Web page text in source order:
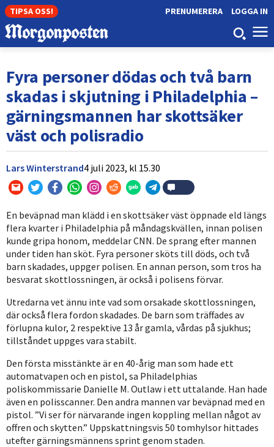
TIPSA OSS! LOGGA IN
PRENUMERERA
Fyra personer dödas och två barn
skadas i skjutning i Philadelphia –
gärningsmannen har skottsäker
väst och polisradio
Lars Winterstrand4 juli 2023, kl 15.30
En beväpnad man klädd i en skottsäker väst öppnade eld längs
flera kvarter i Philadelphia på måndagskvällen, innan polisen
kunde gripa honom, meddelar CNN. De sprang efter mannen
under tiden han sköt. Fyra personer sköts till döds, och två
barn skadades, uppger polisen. En annan person, som tros ha
besvarat skottlossningen, är också i polisens förvar.
Utredarna vet ännu inte vad som orsakade skottlossningen,
där också flera fordon skadades. De barn som träffades av
förlupna kulor, 2 respektive 13 år gamla, vårdas på sjukhus;
tillståndet uppges vara stabilt.
Den första misstänkte är en 40-årig man som hade ett
automatvapen och en pistol, sa Philadelphias
poliskommissarie Danielle M. Outlaw i ett uttalande. Han hade
även en polisscanner. Den andra mannen var beväpnad med en
pistol. ”Vi ser för närvarande ingen koppling mellan något av
offren och skytten.” Uppskattningsvis 50 tomhylsor hittades
utefter gärningsmännens sprint genom staden.